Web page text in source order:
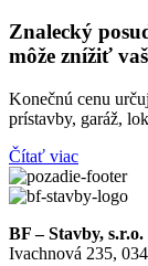
Znalecký
môže znížiť
Konečnú cenu
prístavby, garáž,
Čítať viac
BF – Stavby, s.r.o.
Ivachnová 235,